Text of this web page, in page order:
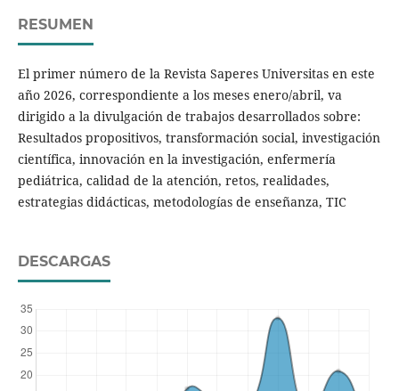
RESUMEN
El primer número de la Revista Saperes Universitas en este
año 2026, correspondiente a los meses enero/abril, va
dirigido a la divulgación de trabajos desarrollados sobre:
Resultados propositivos, transformación social, investigación
científica, innovación en la investigación, enfermería
pediátrica, calidad de la atención, retos, realidades,
estrategias didácticas, metodologías de enseñanza, TIC
DESCARGAS